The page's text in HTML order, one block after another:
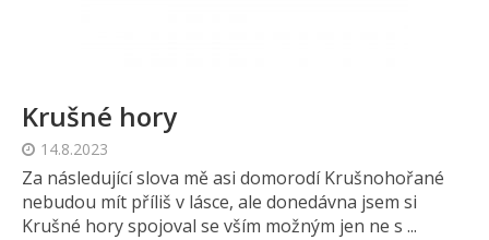
Krušné hory
14.8.2023
Za následující slova mě asi domorodí Krušnohořané
nebudou mít příliš v lásce, ale donedávna jsem si
Krušné hory spojoval se vším možným jen ne s ...